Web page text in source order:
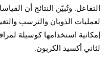
التفاعل. وتُبيّن النتائج أن
لعمليات الذوبان والترسب
إمكانية استخدامها كوسيلة
لثاني أكسيد الكربون.